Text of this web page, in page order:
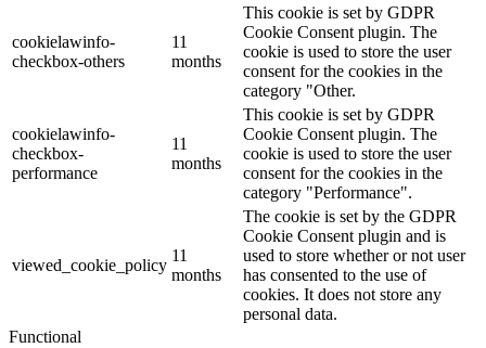
cookielawinfo-
checkbox-others
11
months
This cookie is set by GDPR
Cookie Consent plugin. The
cookie is used to store the user
consent for the cookies in the
category "Other.
cookielawinfo-
checkbox-
performance
11
months
This cookie is set by GDPR
Cookie Consent plugin. The
cookie is used to store the user
consent for the cookies in the
category "Performance".
viewed_cookie_policy
11
months
The cookie is set by the GDPR
Cookie Consent plugin and is
used to store whether or not user
has consented to the use of
cookies. It does not store any
personal data.
Functional